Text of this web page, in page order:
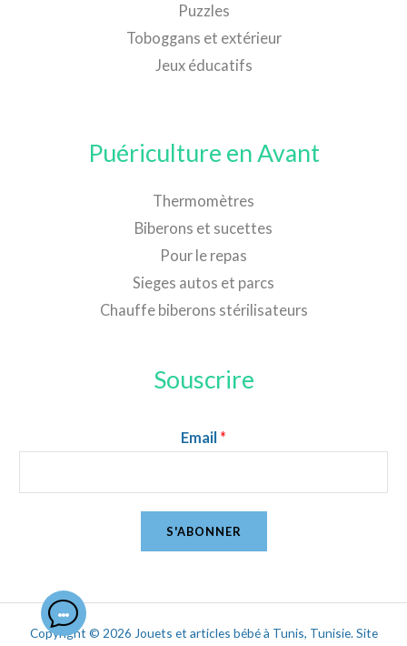
Puzzles
Toboggans et extérieur
Jeux éducatifs
Puériculture en Avant
Thermomètres
Biberons et sucettes
Pour le repas
Sieges autos et parcs
Chauffe biberons stérilisateurs
Souscrire
Email *
S'ABONNER
Copyright © 2026 Jouets et articles bébé à Tunis, Tunisie. Site